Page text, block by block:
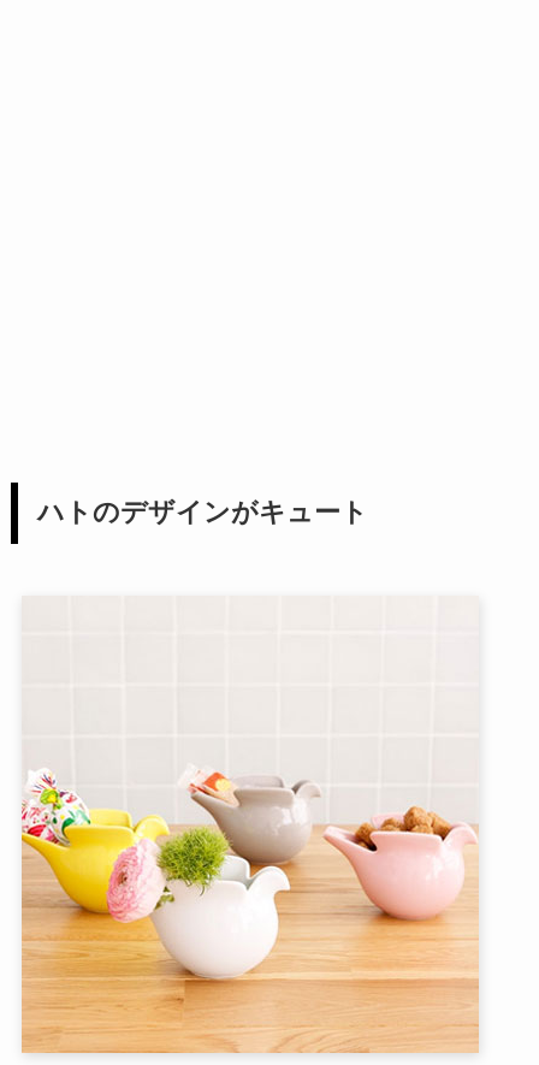
ハトのデザインがキュート